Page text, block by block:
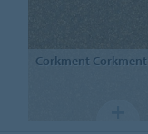
CorkmentCorkment